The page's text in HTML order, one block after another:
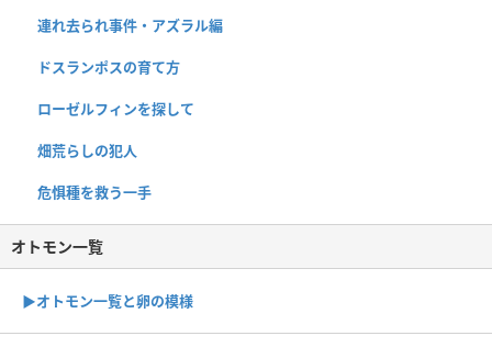
連れ去られ事件・アズラル編
ドスランポスの育て方
ローゼルフィンを探して
畑荒らしの犯人
危惧種を救う一手
オトモン一覧
▶︎オトモン一覧と卵の模様